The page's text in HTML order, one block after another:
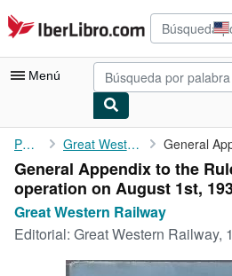
Pasar al contenido principal
IberLibro.com
Menú
Mi cuenta
Consultar mis pedidos
Búsqueda avanzada
Colecciones
Libros antiguos
Portada Great Western Railway
General Appendix to the
operation on August 1st,
Great Western Railway
Editorial: Great Western Railway,